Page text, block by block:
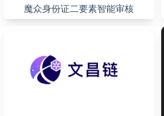
魔众身份证二要素智能审核